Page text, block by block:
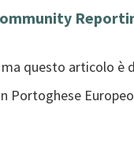
ma questo articolo è
Portoghese